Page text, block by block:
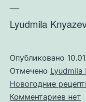
—
Lyudmila
Опубликовано
Отмечено Lyudmila
Новогодние
Комментариев кнет